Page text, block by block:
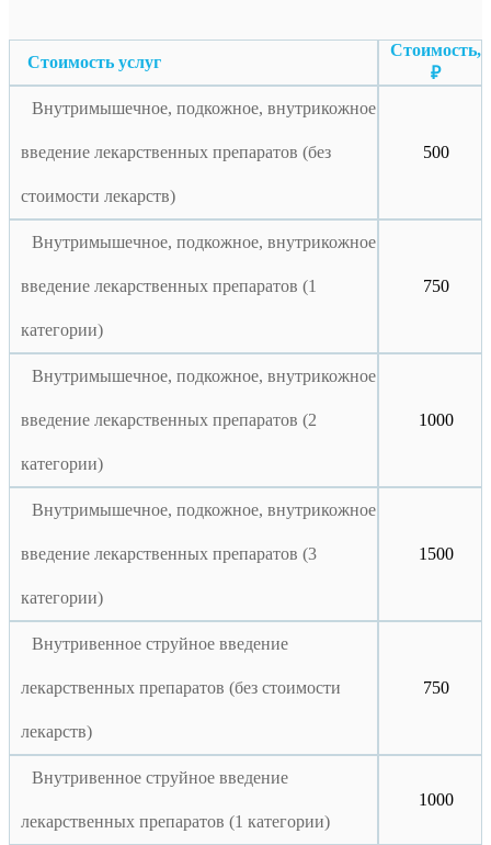
Стоимость услуг
Стоимость,
₽
Внутримышечное, подкожное, внутрикожное
введение лекарственных препаратов (без
стоимости лекарств)
500
Внутримышечное, подкожное, внутрикожное
введение лекарственных препаратов (1
категории)
750
Внутримышечное, подкожное, внутрикожное
введение лекарственных препаратов (2
категории)
1000
Внутримышечное, подкожное, внутрикожное
введение лекарственных препаратов (3
категории)
1500
Внутривенное струйное введение
лекарственных препаратов (без стоимости
лекарств)
750
Внутривенное струйное введение
лекарственных препаратов (1 категории)
1000